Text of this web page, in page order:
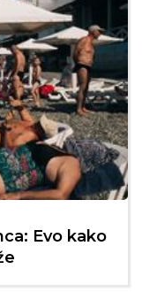
Evo kako